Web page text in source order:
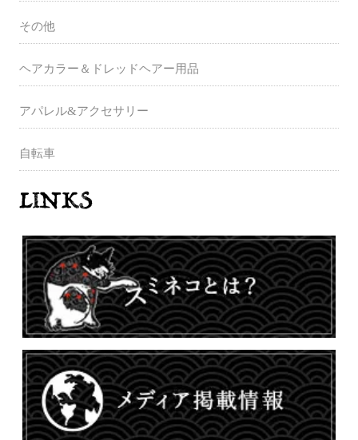
その他
ヘアカラー＆ドレッドヘアー用品
アパレル&アクセサリー
自転車